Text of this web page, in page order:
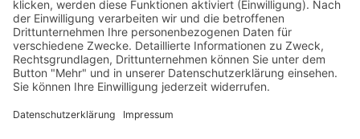
Anmelden
Zum Inhalt springen
Vertrag widerrufen
Werkzeugleiste öffnen